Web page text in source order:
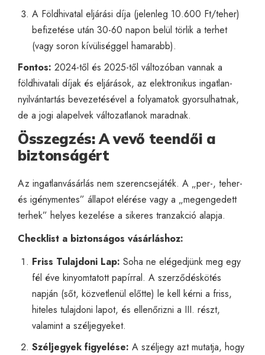
A Földhivatal eljárási díja (jelenleg 10.600 Ft/teher)
befizetése után 30-60 napon belül törlik a terhet
(vagy soron kívüliséggel hamarabb).
Fontos: 2024-től és 2025-től változóban vannak a
földhivatali díjak és eljárások, az elektronikus ingatlan-
nyilvántartás bevezetésével a folyamatok gyorsulhatnak,
de a jogi alapelvek változatlanok maradnak.
Összegzés: A vevő teendői a
biztonságért
Az ingatlanvásárlás nem szerencsejáték. A „per-, teher-
és igénymentes” állapot elérése vagy a „megengedett
terhek” helyes kezelése a sikeres tranzakció alapja.
Checklist a biztonságos vásárláshoz:
Friss Tulajdoni Lap: Soha ne elégedjünk meg egy
fél éve kinyomtatott papírral. A szerződéskötés
napján (sőt, közvetlenül előtte) le kell kérni a friss,
hiteles tulajdoni lapot, és ellenőrizni a III. részt,
valamint a széljegyeket.
Széljegyek figyelése: A széljegy azt mutatja, hogy